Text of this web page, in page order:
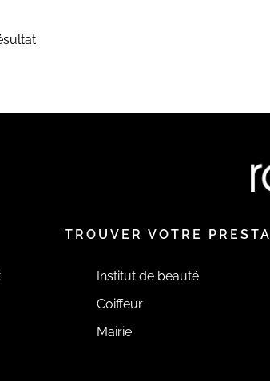
TROUVER VOTRE
Institut de beauté
Coiffeur
Mairie